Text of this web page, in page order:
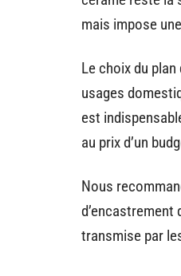
mais impose
Le choix du
usages
est
au prix d’un
Nous
transmise par